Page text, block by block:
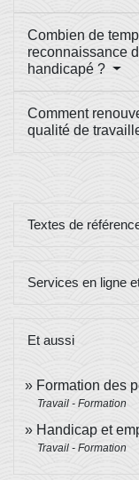
Combien de
reconnaissance
handicapé ?
Comment
qualité de
Textes de
Services en ligne
Et aussi
Formation des
Travail - Formation
Handicap et
Travail - Formation